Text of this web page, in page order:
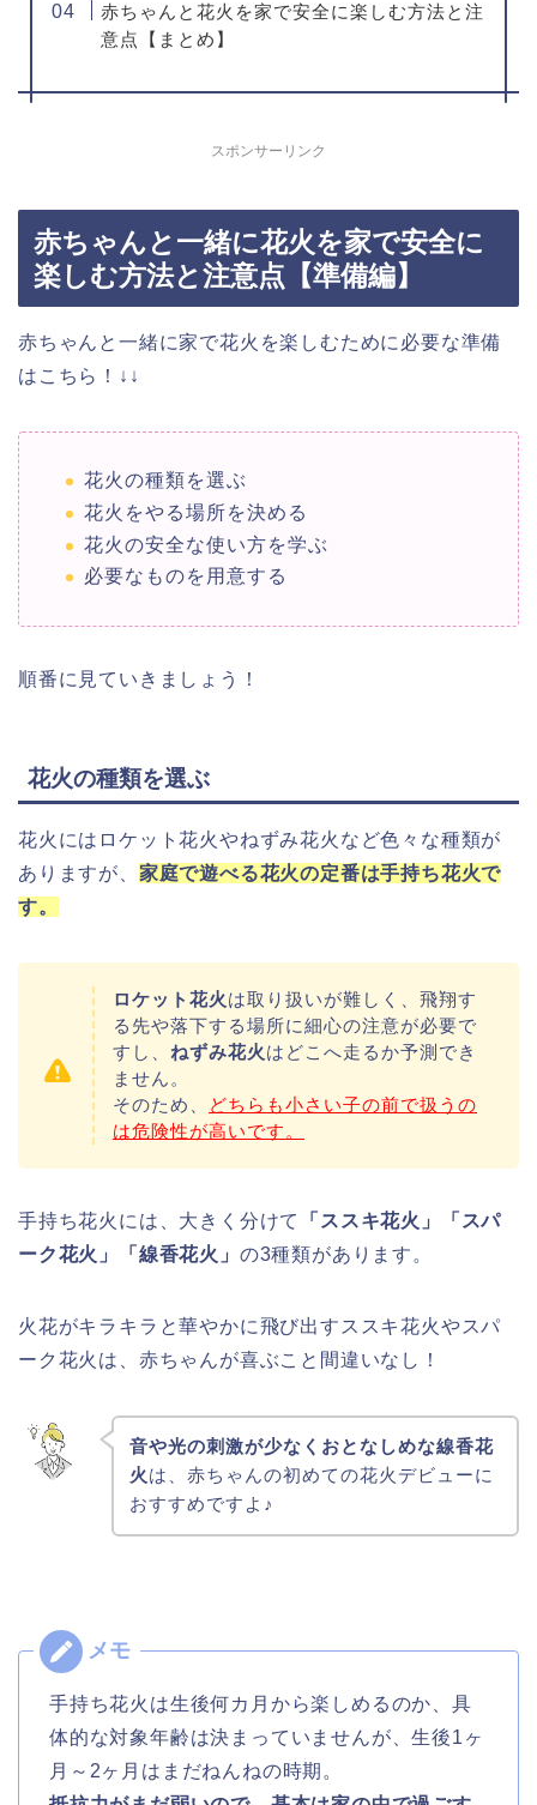
赤ちゃんと花火を家で安全に楽しむ方法と注
意点【まとめ】
スポンサーリンク
赤ちゃんと一緒に花火を家で安全に
楽しむ方法と注意点【準備編】
赤ちゃんと一緒に家で花火を楽しむために必要な準備
はこちら！↓↓
花火の種類を選ぶ
花火をやる場所を決める
花火の安全な使い方を学ぶ
必要なものを用意する
順番に見ていきましょう！
花火の種類を選ぶ
花火にはロケット花火やねずみ花火など色々な種類が
ありますが、 家庭で遊べる花火の定番は手持ち花火で
す。
ロケット花火は取り扱いが難しく、飛翔す
る先や落下する場所に細心の注意が必要で
すし、 ねずみ花火はどこへ走るか予測でき
ません。
そのため、
どちらも小さい子の前で扱うの
は危険性が高いです。
手持ち花火には、大きく分けて
「ススキ花火」「スパ
ーク花火」「線香花火」 の3種類があります。
火花がキラキラと華やかに飛び出すススキ花火やスパ
ーク花火は、赤ちゃんが喜ぶこと間違いなし！
音や光の刺激が少なくおとなしめな線香花
火は、赤ちゃんの初めての花火デビューに
おすすめですよ♪
手持ち花火は生後何カ月から楽しめるのか、具
体的な対象年齢は決まっていませんが、生後1ヶ
月～2ヶ月はまだねんねの時期。